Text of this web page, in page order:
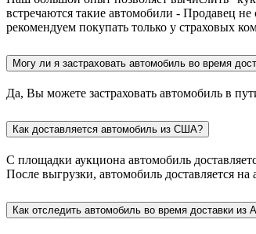
встречаются такие автомобили - Продавец
рекомендуем покупать только у страховых
Могу ли я застраховать автомобиль во время
Да, Вы можете застраховать автомобиль в
Как доставляется автомобиль из США?
С площадки аукциона автомобиль
После выгрузки, автомобиль доставляется
Как отследить автомобиль во время доставки из